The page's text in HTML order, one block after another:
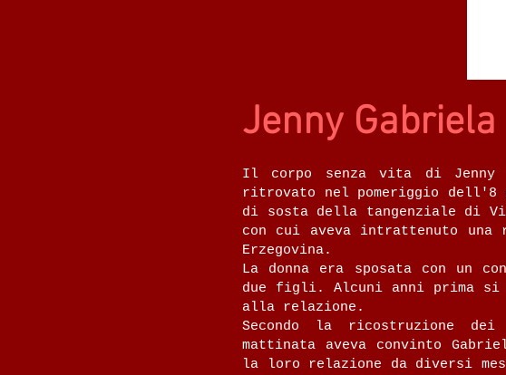
Jenny
Il corpo senza vita di Jenny
ritrovato nel pomeriggio dell'8
di sosta della tangenziale di
con cui aveva intrattenuto
Erzegovina.
La donna era sposata con un
due figli. Alcuni anni prima si
alla relazione.
Secondo la ricostruzione
mattinata aveva convinto
la loro relazione da diversi